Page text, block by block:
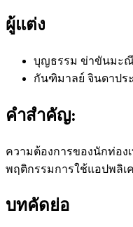
ผู้แต่ง
บุญธรรม ข่าขันมะ
กันฑิมาลย์ จินดาประ
คำสำคัญ:
ความต้องการของนักท่อง
พฤติกรรมการใช้แอปพลิเ
บทคัดย่อ